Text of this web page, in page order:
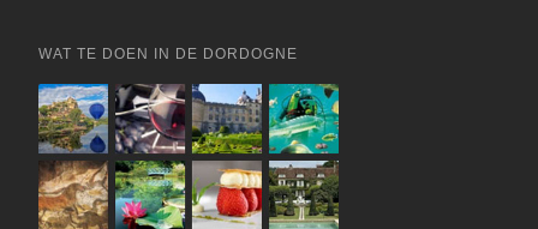
WAT TE DOEN IN DE DORDOGNE